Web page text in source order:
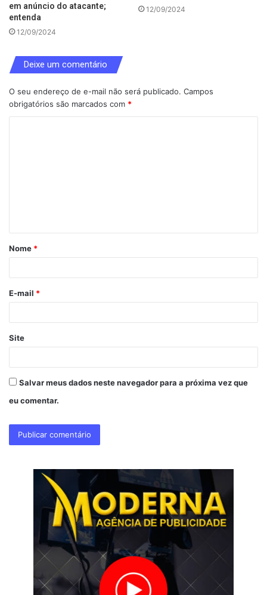
em anúncio do atacante;
entenda
12/09/2024
12/09/2024
Deixe um comentário
O seu endereço de e-mail não será publicado. Campos
obrigatórios são marcados com *
á
r
*
Nome *
E-mail *
Site
Salvar meus dados neste navegador para a próxima vez que
eu comentar.